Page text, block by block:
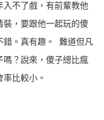
入不了戲，有前輩教他
裝，要跟他一起玩的傻
錯。真有趣。 ​​​​ 難道但凡
嗎？說來，傻子總比瘋
比較小。